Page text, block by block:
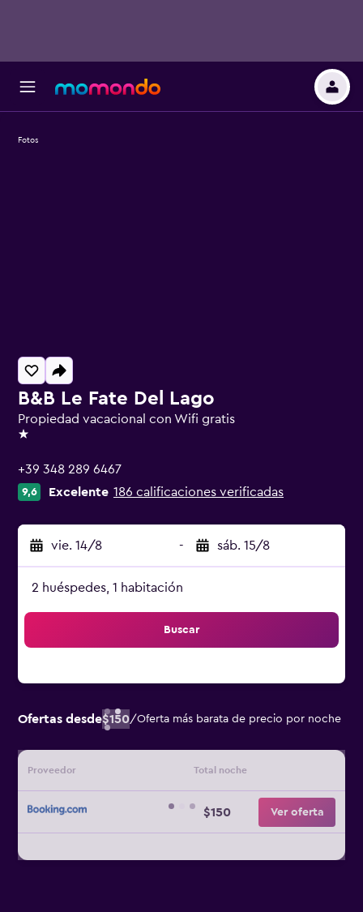
B&B Le Fate Del Lago
Propiedad vacacional con Wifi gratis
1 estrella
+39 348 289 6467
9,6 Excelente 186 calificaciones verificadas
vie. 14/8 - sáb. 15/8
2 huéspedes, 1 habitación
Buscar
Ofertas desde$150/Oferta más barata de precio por noche
Proveedor Total noche
$150 Ver oferta
Fotos